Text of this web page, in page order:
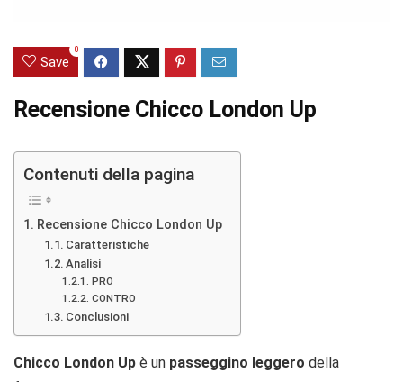
Save
0
Recensione Chicco London Up
Contenuti della pagina
Recensione Chicco London Up
Caratteristiche
Analisi
PRO
CONTRO
Conclusioni
Chicco London Up è un passeggino leggero della